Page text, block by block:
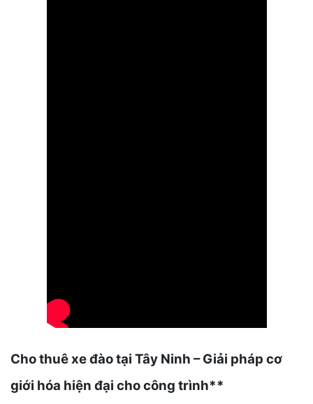
Cho thuê xe đào tại Tây Ninh – Giải pháp cơ
giới hóa hiện đại cho công trình**